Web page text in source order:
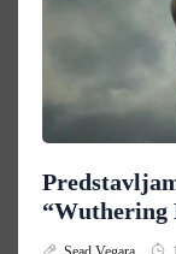
“Wuthering